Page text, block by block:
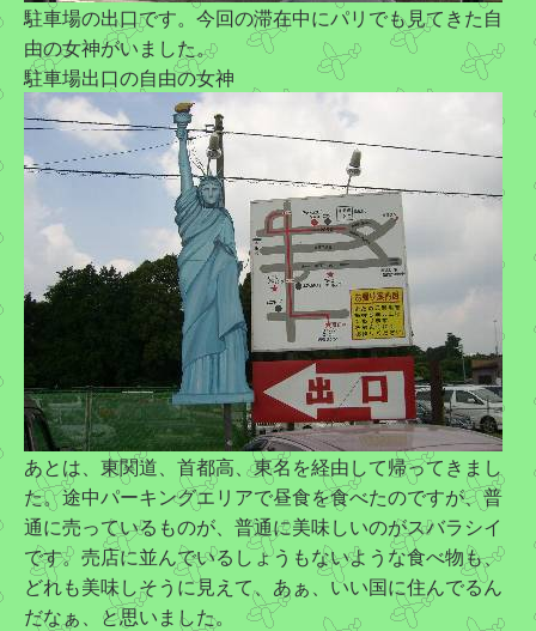
駐車場の出口です。今回の滞在中にパリでも見てきた自
由の女神がいました。
駐車場出口の自由の女神
あとは、東関道、首都高、東名を経由して帰ってきまし
た。途中パーキングエリアで昼食を食べたのですが、普
通に売っているものが、普通に美味しいのがスバラシイ
です。売店に並んでいるしょうもないような食べ物も、
どれも美味しそうに見えて、あぁ、いい国に住んでるん
だなぁ、と思いました。